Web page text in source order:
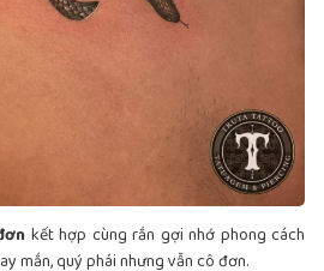
kết hợp cùng rắn gợi nhớ phong cách
mắn, quý phái nhưng vẫn cô đơn.